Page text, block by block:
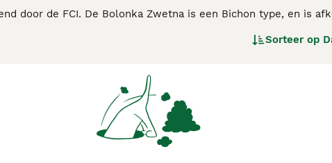
door de FCI. De Bolonka Zwetna is een Bichon type, en is
Sorteer op